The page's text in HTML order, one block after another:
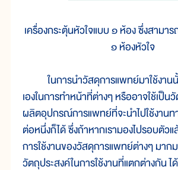
เครื่องกระตุ้นหัวใจแบบ ๑ ห้อง ซึ่งสามา
๑ ห้องหัวใจ
ในการนำวัสดุการแพทย์มาใช้งาน
เองในการทำหน้าที่ต่างๆ หรืออาจใช้เป็น
ผลิตอุปกรณ์การแพทย์ที่จะนำไปใช้งาน
ต่อหนึ่งก็ได้ ซึ่งถ้าหากเรามองไปรอบตัว
การใช้งานของวัสดุการแพทย์ต่างๆ มาก
วัตถุประสงค์ในการใช้งานที่แตกต่างกัน ไ